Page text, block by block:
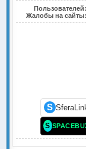
Жалобы на сайты:
S
S